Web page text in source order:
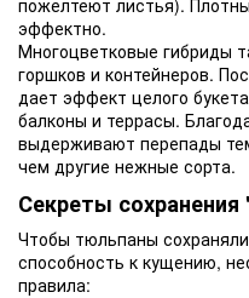
пожелтеют листья).
эффектно.
Многоцветковые гибриды
горшков и контейнеров.
дает эффект целого
балконы и террасы.
выдерживают перепады
чем другие нежные сорта.
Секреты
Чтобы тюльпаны
способность к кущению,
правила: